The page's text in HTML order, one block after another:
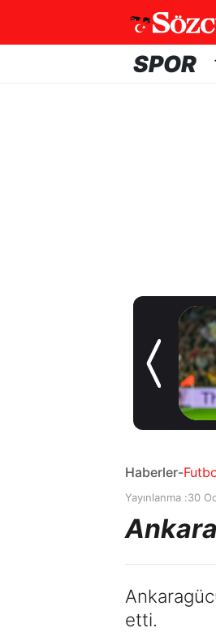
SPOR
Serdar Dursun'un
yeni adresi belli
Haberler-
Yayınlanma :30
etti.